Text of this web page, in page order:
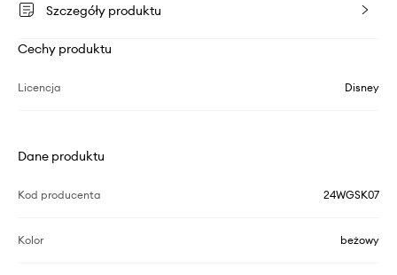
Szczegóły produktu
Cechy produktu
Licencja Disney
Dane produktu
Kod producenta 24WGSK07
Kolor beżowy